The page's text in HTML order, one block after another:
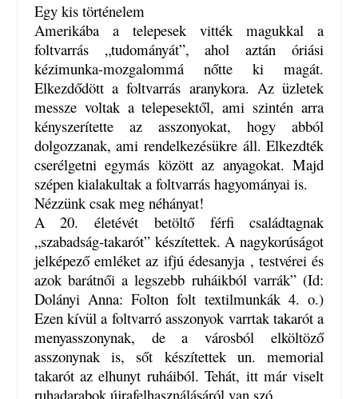
Egy kis történelem
Amerikába a telepesek vitték magukkal a
foltvarrás „tudományát”, ahol aztán óriási
kézimunka-mozgalommá nőtte ki magát.
Elkezdődött a foltvarrás aranykora. Az üzletek
messze voltak a telepesektől, ami szintén arra
kényszerítette az asszonyokat, hogy abból
dolgozzanak, ami rendelkezésükre áll. Elkezdték
cserélgetni egymás között az anyagokat. Majd
szépen kialakultak a foltvarrás hagyományai is.
Nézzünk csak meg néhányat!
A 20. életévét betöltő férfi családtagnak
„szabadság-takarót” készítettek. A nagykorúságot
jelképező emléket az ifjú édesanyja , testvérei és
azok barátnői a legszebb ruháikból varrák” (Id:
Dolányi Anna: Folton folt textilmunkák 4. o.)
Ezen kívül a foltvarró asszonyok varrtak takarót a
menyasszonynak, de a városból elköltöző
asszonynak is, sőt készítettek un. memorial
takarót az elhunyt ruháiból. Tehát, itt már viselt
ruhadarabok újrafelhasználásáról van szó.